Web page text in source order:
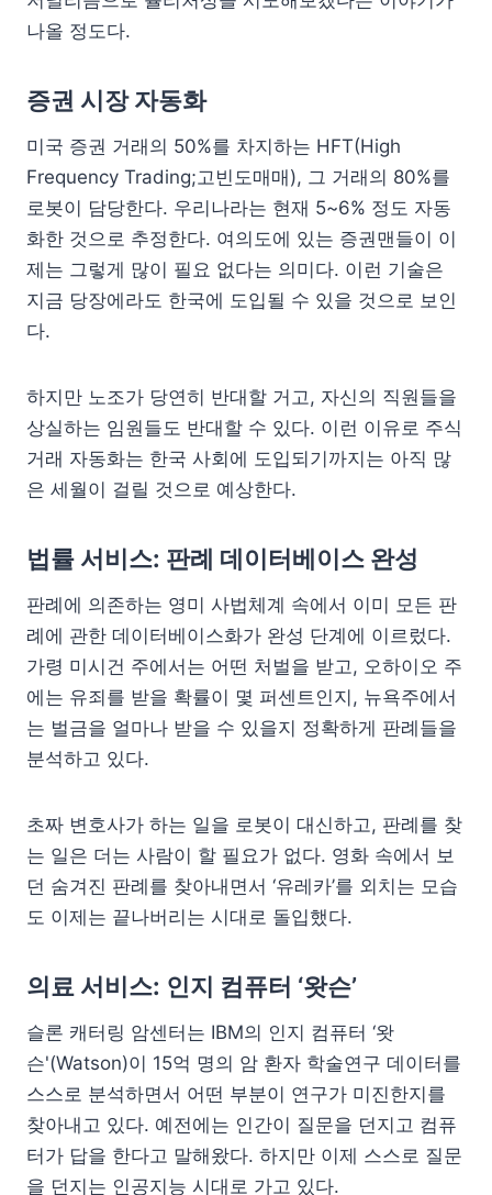
나올 정도다.
증권 시장 자동화
미국 증권 거래의 50%를 차지하는 HFT(High
Frequency Trading;고빈도매매), 그 거래의 80%를
로봇이 담당한다. 우리나라는 현재 5~6% 정도 자동
화한 것으로 추정한다. 여의도에 있는 증권맨들이 이
제는 그렇게 많이 필요 없다는 의미다. 이런 기술은
지금 당장에라도 한국에 도입될 수 있을 것으로 보인
다.
하지만 노조가 당연히 반대할 거고, 자신의 직원들을
상실하는 임원들도 반대할 수 있다. 이런 이유로 주식
거래 자동화는 한국 사회에 도입되기까지는 아직 많
은 세월이 걸릴 것으로 예상한다.
법률 서비스: 판례 데이터베이스 완성
판례에 의존하는 영미 사법체계 속에서 이미 모든 판
례에 관한 데이터베이스화가 완성 단계에 이르렀다.
가령 미시건 주에서는 어떤 처벌을 받고, 오하이오 주
에는 유죄를 받을 확률이 몇 퍼센트인지, 뉴욕주에서
는 벌금을 얼마나 받을 수 있을지 정확하게 판례들을
분석하고 있다.
초짜 변호사가 하는 일을 로봇이 대신하고, 판례를 찾
는 일은 더는 사람이 할 필요가 없다. 영화 속에서 보
던 숨겨진 판례를 찾아내면서 ‘유레카’를 외치는 모습
도 이제는 끝나버리는 시대로 돌입했다.
의료 서비스: 인지 컴퓨터 ‘왓슨’
슬론 캐터링 암센터는 IBM의 인지 컴퓨터 ‘왓
슨'(Watson)이 15억 명의 암 환자 학술연구 데이터를
스스로 분석하면서 어떤 부분이 연구가 미진한지를
찾아내고 있다. 예전에는 인간이 질문을 던지고 컴퓨
터가 답을 한다고 말해왔다. 하지만 이제 스스로 질문
을 던지는 인공지능 시대로 가고 있다.